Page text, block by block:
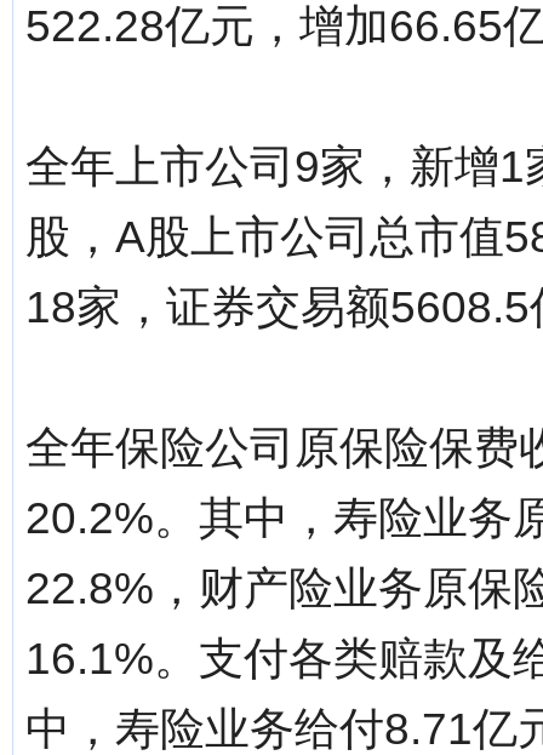
522.28亿元，增加66.65
全年上市公司9家，新增
股，A股上市公司总市值
18家，证券交易额
全年保险公司原保险保费
20.2%。其中，寿险业务
22.8%，财产险业务原保
16.1%。支付各类赔款及
中，寿险业务给付8.71亿